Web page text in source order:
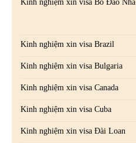
Kinh nghiệm xin visa Bồ Đào Nha
Kinh nghiệm xin visa Brazil
Kinh nghiệm xin visa Bulgaria
Kinh nghiệm xin visa Canada
Kinh nghiệm xin visa Cuba
Kinh nghiệm xin visa Đài Loan